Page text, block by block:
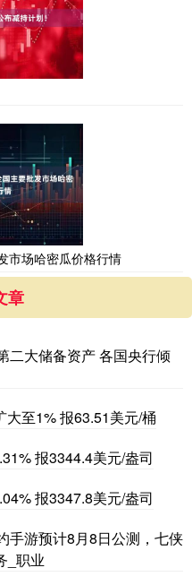
市场哈密瓜价格行情
章
二大储备资产 各国央行倾
至1% 报63.51美元/桶
报3344.4美元/盎司
报3347.8美元/盎司
手游预计8月8日公测，七侠
_职业